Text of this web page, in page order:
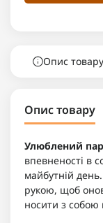
Опис товару
Опис товару
Улюблений
впевненості в
майбутній
рукою, щоб
носити з собою